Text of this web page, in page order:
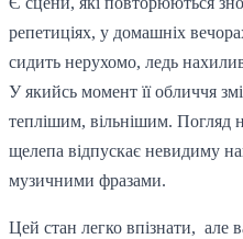
репетиціях, у домашніх
сидить нерухомо, ледь
У якийсь момент її обличчя
теплішим, вільнішим. Погляд
щелепа відпускає невидиму
музичними фразами.
Цей стан легко впізнати, але